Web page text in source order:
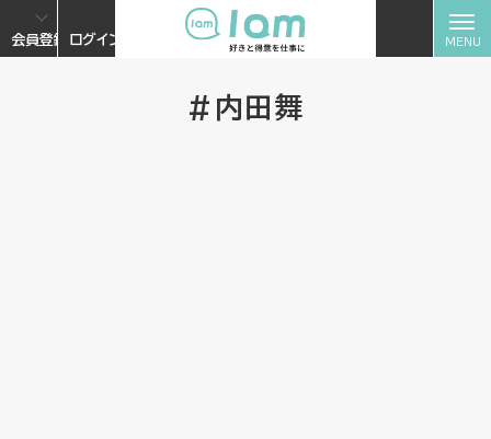
会員登録 ログイン
#内田舞